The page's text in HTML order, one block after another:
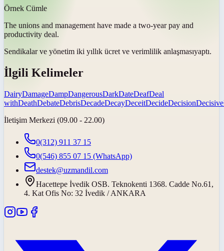
Örnek Cümle
The unions and management have made a two-year pay and
productivity deal.
Sendikalar ve yönetim iki yıllık ücret ve verimlilik anlaşmasıyaptı.
İlgili Kelimeler
DairyDamageDampDangerousDarkDateDeafDeal
withDeathDebateDebrisDecadeDecayDeceitDecideDecisionDecisive
İletişim Merkezi (09.00 - 22.00)
0(312) 911 37 15
0(546) 855 07 15 (WhatsApp)
destek@uzmandil.com
Hacettepe İvedik OSB. Teknokenti 1368. Cadde No.61,
4. Kat Ofis No: 32 İvedik / ANKARA